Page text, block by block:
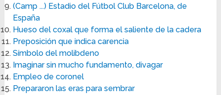
(Camp ...) Estadio del Fútbol Club Barcelona, de
España
Hueso del coxal que forma el saliente de la cadera
Preposición que indica carencia
Símbolo del molibdeno
Imaginar sin mucho fundamento, divagar
Empleo de coronel
Prepararon las eras para sembrar